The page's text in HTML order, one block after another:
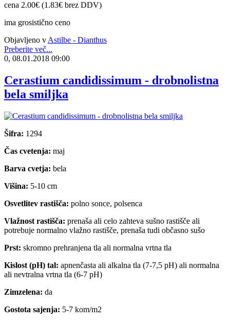
cena 2.00€ (1.83€ brez DDV)
ima grosistično ceno
Objavljeno v Astilbe - Dianthus
Preberite več...
0, 08.01.2018 09:00
Cerastium candidissimum - drobnolistna
bela smiljka
Šifra: 1294
Čas cvetenja: maj
Barva cvetja: bela
Višina: 5-10 cm
Osvetlitev rastišča: polno sonce, polsenca
Vlažnost rastišča: prenaša ali celo zahteva sušno rastišče ali
potrebuje normalno vlažno rastišče, prenaša tudi občasno sušo
Prst: skromno prehranjena tla ali normalna vrtna tla
Kislost (pH) tal: apnenčasta ali alkalna tla (7-7,5 pH) ali normalna
ali nevtralna vrtna tla (6-7 pH)
Zimzelena: da
Gostota sajenja: 5-7 kom/m2